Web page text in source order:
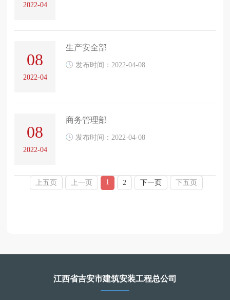
2022-04
08
2022-04
生产安全部
发布时间：2022-04-08
08
2022-04
商务管理部
发布时间：2022-04-08
上五页 上一页 1 2 下一页 下五页
江西省吉安市建筑安装工程总公司